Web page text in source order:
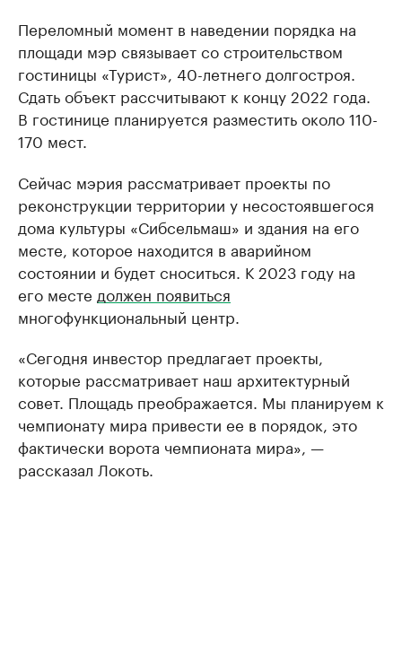
Переломный момент в наведении порядка на
площади мэр связывает со строительством
гостиницы «Турист», 40-летнего долгостроя.
Сдать объект рассчитывают к концу 2022 года.
В гостинице планируется разместить около 110-
170 мест.
Сейчас мэрия рассматривает проекты по
реконструкции территории у несостоявшегося
дома культуры «Сибсельмаш» и здания на его
месте, которое находится в аварийном
состоянии и будет сноситься. К 2023 году на
его месте должен появиться
многофункциональный центр.
«Сегодня инвестор предлагает проекты,
которые рассматривает наш архитектурный
совет. Площадь преображается. Мы планируем к
чемпионату мира привести ее в порядок, это
фактически ворота чемпионата мира», —
рассказал Локоть.